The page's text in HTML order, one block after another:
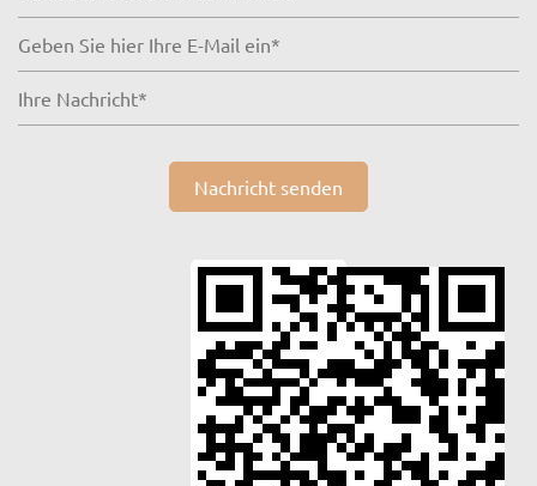
Nachricht senden